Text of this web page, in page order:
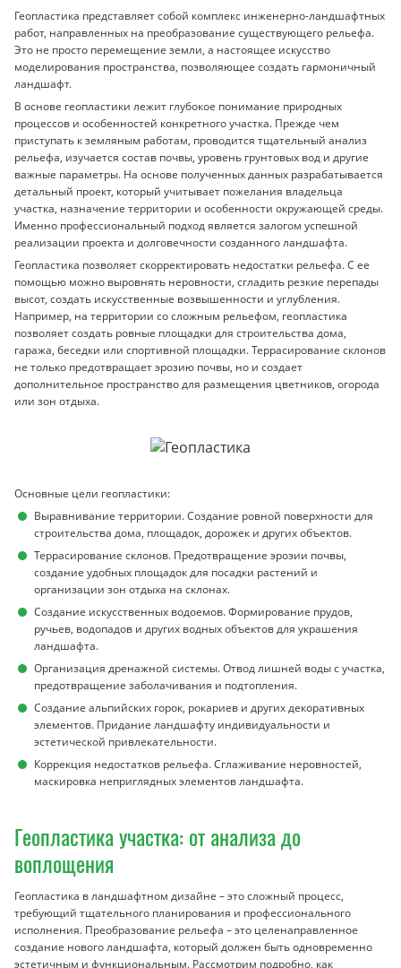
Геопластика представляет собой комплекс инженерно-ландшафтных
работ, направленных на преобразование существующего рельефа.
Это не просто перемещение земли, а настоящее искусство
моделирования пространства, позволяющее создать гармоничный
ландшафт.
В основе геопластики лежит глубокое понимание природных
процессов и особенностей конкретного участка. Прежде чем
приступать к земляным работам, проводится тщательный анализ
рельефа, изучается состав почвы, уровень грунтовых вод и другие
важные параметры. На основе полученных данных разрабатывается
детальный проект, который учитывает пожелания владельца
участка, назначение территории и особенности окружающей среды.
Именно профессиональный подход является залогом успешной
реализации проекта и долговечности созданного ландшафта.
Геопластика позволяет скорректировать недостатки рельефа. С ее
помощью можно выровнять неровности, сгладить резкие перепады
высот, создать искусственные возвышенности и углубления.
Например, на территории со сложным рельефом, геопластика
позволяет создать ровные площадки для строительства дома,
гаража, беседки или спортивной площадки. Террасирование склонов
не только предотвращает эрозию почвы, но и создает
дополнительное пространство для размещения цветников, огорода
или зон отдыха.
Основные цели геопластики:
Выравнивание территории. Создание ровной поверхности для
строительства дома, площадок, дорожек и других объектов.
Террасирование склонов. Предотвращение эрозии почвы,
создание удобных площадок для посадки растений и
организации зон отдыха на склонах.
Создание искусственных водоемов. Формирование прудов,
ручьев, водопадов и других водных объектов для украшения
ландшафта.
Организация дренажной системы. Отвод лишней воды с участка,
предотвращение заболачивания и подтопления.
Создание альпийских горок, рокариев и других декоративных
элементов. Придание ландшафту индивидуальности и
эстетической привлекательности.
Коррекция недостатков рельефа. Сглаживание неровностей,
маскировка неприглядных элементов ландшафта.
Геопластика участка: от анализа до
воплощения
Геопластика в ландшафтном дизайне – это сложный процесс,
требующий тщательного планирования и профессионального
исполнения. Преобразование рельефа – это целенаправленное
создание нового ландшафта, который должен быть одновременно
эстетичным и функциональным. Рассмотрим подробно, как